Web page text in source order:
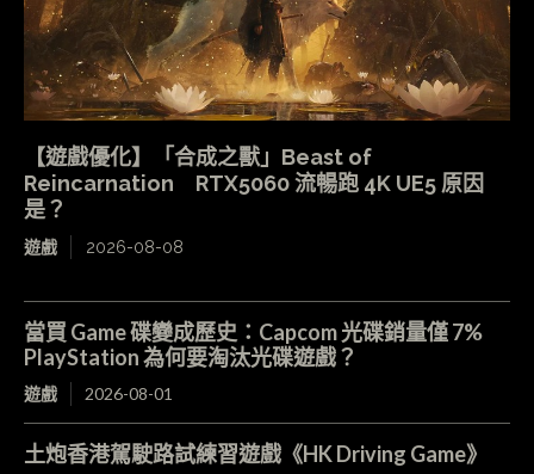
【遊戲優化】「合成之獸」Beast of
Reincarnation RTX5060 流暢跑 4K UE5 原因
是？
遊戲 2026-08-08
當買 Game 碟變成歷史：Capcom 光碟銷量僅 7%
PlayStation 為何要淘汰光碟遊戲？
遊戲 2026-08-01
土炮香港駕駛路試練習遊戲《HK Driving Game》